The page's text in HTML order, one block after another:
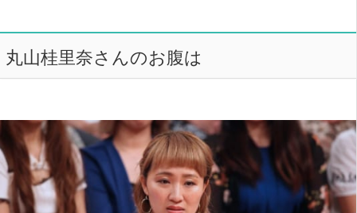
丸山桂里奈さんのお腹は